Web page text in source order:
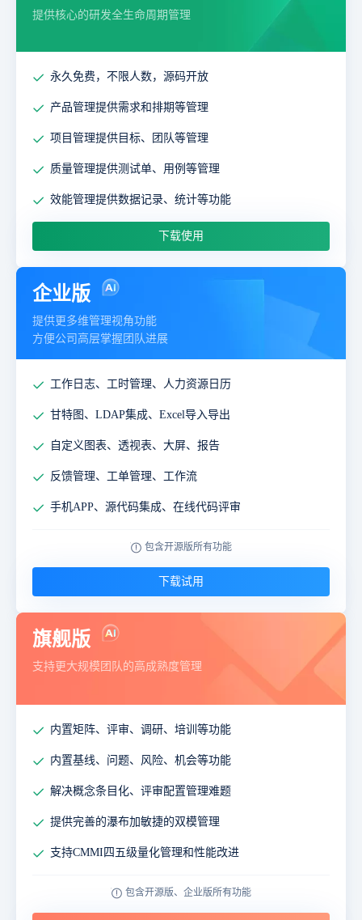
提供核心的研发全生命周期管理
永久免费，不限人数，源码开放
产品管理提供需求和排期等管理
项目管理提供目标、团队等管理
质量管理提供测试单、用例等管理
效能管理提供数据记录、统计等功能
下载使用
企业版
提供更多维管理视角功能
方便公司高层掌握团队进展
工作日志、工时管理、人力资源日历
甘特图、LDAP集成、Excel导入导出
自定义图表、透视表、大屏、报告
反馈管理、工单管理、工作流
手机APP、源代码集成、在线代码评审
包含开源版所有功能
下载试用
旗舰版
支持更大规模团队的高成熟度管理
内置矩阵、评审、调研、培训等功能
内置基线、问题、风险、机会等功能
解决概念条目化、评审配置管理难题
提供完善的瀑布加敏捷的双模管理
支持CMMI四五级量化管理和性能改进
包含开源版、企业版所有功能